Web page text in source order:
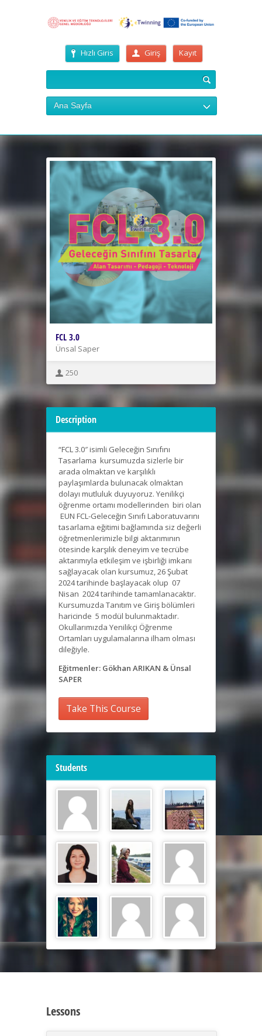
Hızlı Giris Giriş Kayıt
Ana Sayfa
FCL 3.0
Ünsal Saper
250
Description
“FCL 3.0″ isimli Geleceğin Sınıfını
Tasarlama kursumuzda sizlerle bir
arada olmaktan ve karşılıklı
paylaşımlarda bulunacak olmaktan
dolayı mutluluk duyuyoruz. Yenilikçi
öğrenme ortamı modellerinden biri olan
EUN FCL-Geleceğin Sınıfı Laboratuvarını
tasarlama eğitimi bağlamında siz değerli
öğretmenlerimizle bilgi aktarımının
ötesinde karşılık deneyim ve tecrübe
aktarımıyla etkileşim ve işbirliği imkanı
sağlayacak olan kursumuz, 26 Şubat
2024 tarihinde başlayacak olup 07
Nisan 2024 tarihinde tamamlanacaktır.
Kursumuzda Tanıtım ve Giriş bölümleri
haricinde 5 modül bulunmaktadır.
Okullarımızda Yenilikçi Öğrenme
Ortamları uygulamalarına ilham olması
dileğiyle.
Eğitmenler: Gökhan ARIKAN & Ünsal
SAPER
Take This Course
Students
Lessons